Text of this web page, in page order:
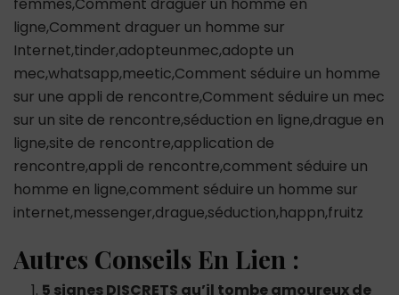
ligne,Comment draguer un homme sur
Internet,tinder,adopteunmec,adopte un
mec,whatsapp,meetic,Comment séduire un homme
sur une appli de rencontre,Comment séduire un mec
sur un site de rencontre,séduction en ligne,drague en
ligne,site de rencontre,application de
rencontre,appli de rencontre,comment séduire un
homme en ligne,comment séduire un homme sur
internet,messenger,drague,séduction,happn,fruitz
Autres Conseils En Lien :
5 signes DISCRETS qu’il tombe amoureux de